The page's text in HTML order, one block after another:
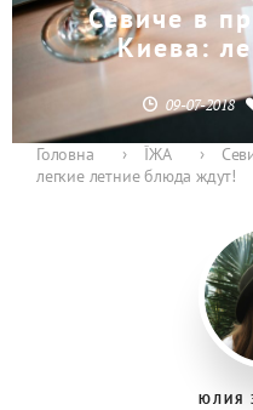
Севиче в
Киева:
09-07-2018
Головна › ЇЖА ›
легкие летние блюда ждут!
ЮЛИЯ